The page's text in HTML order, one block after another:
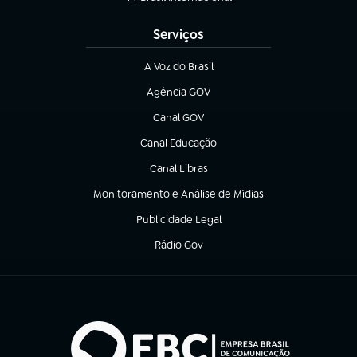
Serviços
A Voz do Brasil
(abre em nova aba)
Agência GOV
(abre em nova aba)
Canal GOV
(abre em nova aba)
Canal Educação
(abre em nova aba)
Canal Libras
(abre em nova aba)
Monitoramento e Análise de Mídias
(abre em nova aba)
Publicidade Legal
(abre em nova aba)
Rádio Gov
(abre em nova aba)